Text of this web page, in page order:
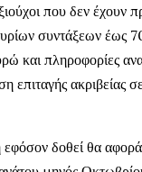
που δεν
συντάξεων
και πληροφορίες
επιταγής
δοθεί θα